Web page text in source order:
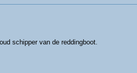
schipper van de reddingboot.